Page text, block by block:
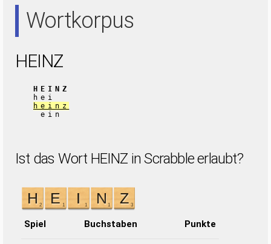
Wortkorpus
HEINZ
HEINZ
hei
heinz
ein
Ist das Wort HEINZ in Scrabble erlaubt?
Spiel Buchstaben Punkte